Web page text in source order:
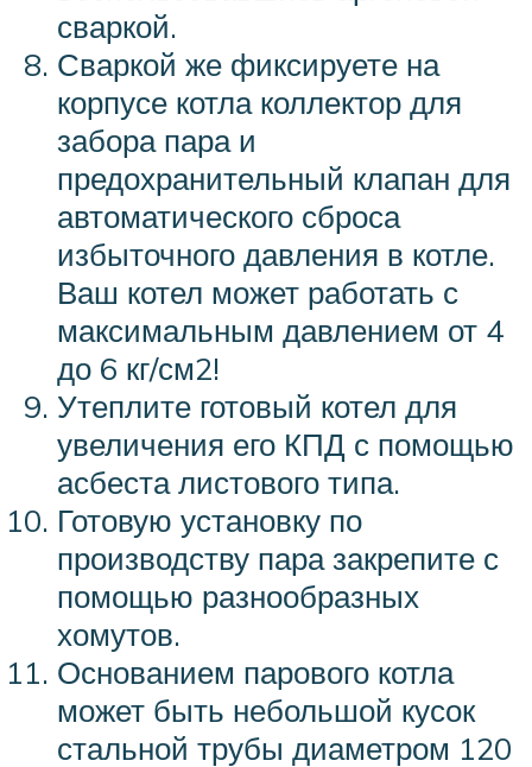
сваркой.
Сваркой же фиксируете на
корпусе котла коллектор для
забора пара и
предохранительный клапан для
автоматического сброса
избыточного давления в котле.
Ваш котел может работать с
максимальным давлением от 4
до 6 кг/см2!
Утеплите готовый котел для
увеличения его КПД с помощью
асбеста листового типа.
Готовую установку по
производству пара закрепите с
помощью разнообразных
хомутов.
Основанием парового котла
может быть небольшой кусок
стальной трубы диаметром 120